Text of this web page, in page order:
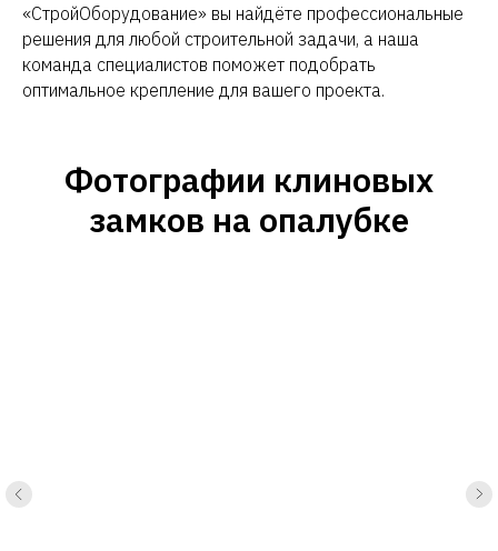
«СтройОборудование» вы найдёте профессиональные
решения для любой строительной задачи, а наша
команда специалистов поможет подобрать
оптимальное крепление для вашего проекта.
Фотографии клиновых
замков на опалубке